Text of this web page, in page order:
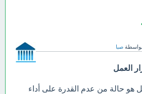
بواسطة صبا
العمل
هو حالة من عدم القدرة على أداء